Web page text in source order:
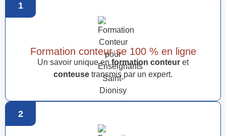
1
Formation conteur·se 100 % en ligne
Un savoir unique en formation conteur et
conteuse transmis par un expert.
2